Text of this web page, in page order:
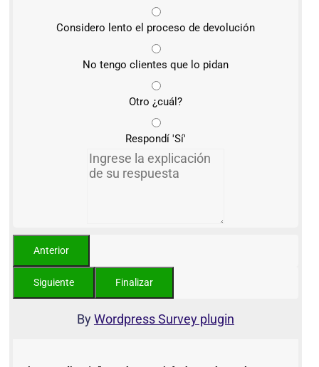
Considero lento el proceso de devolución
No tengo clientes que lo pidan
Otro ¿cuál?
Respondí 'Sí'
ByWordpress Survey plugin